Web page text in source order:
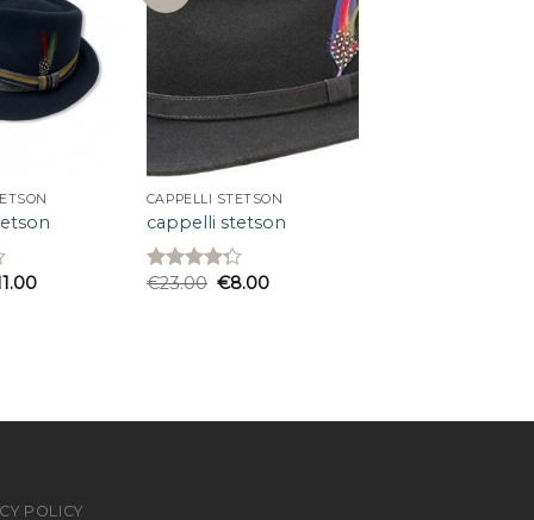
CAPPELLI STETSON
cappelli stetson
Rated
€23.00 €8.00
POLICY